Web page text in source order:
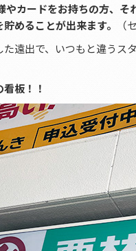
やカードをお持ちの方、
めることが出来ます。
（
た遠出で、いつもと違うス
板！！